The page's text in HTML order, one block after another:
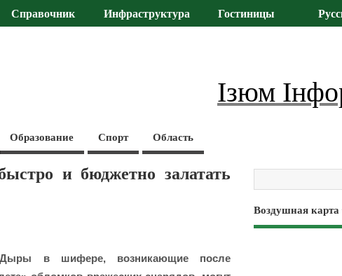
Справочник Инфраструктура Гостиницы
Ізюм
Образование Спорт Область
и бюджетно залатать
Дыры в шифере, возникающие после
Воздушная карта